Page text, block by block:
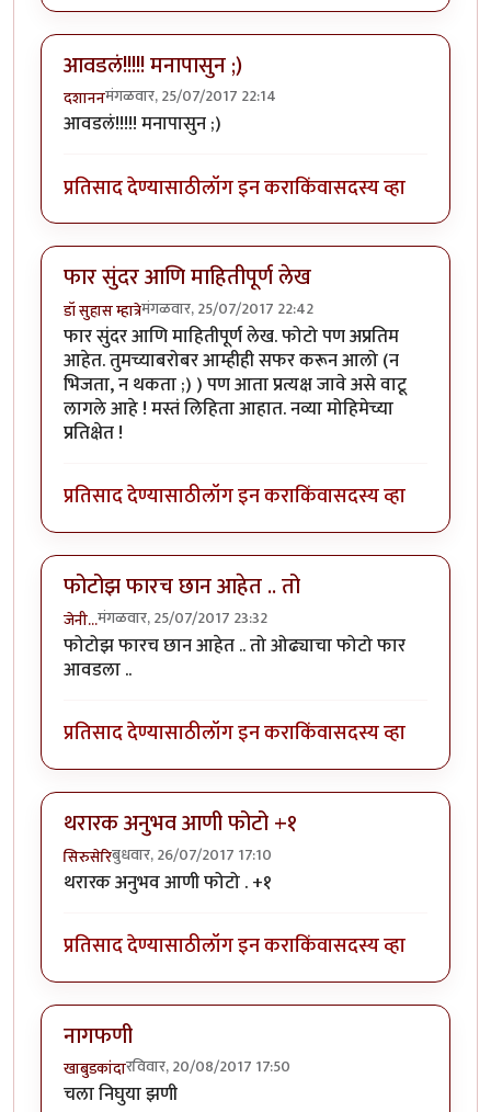
आवडलं!!!!! मनापासुन ;)
दशाननमंगळवार, 25/07/2017 22:14
आवडलं!!!!! मनापासुन ;)
प्रतिसाद देण्यासाठीलॉग इन कराकिंवासदस्य व्हा
फार सुंदर आणि माहितीपूर्ण लेख
डॉ सुहास म्हात्रेमंगळवार, 25/07/2017 22:42
फार सुंदर आणि माहितीपूर्ण लेख. फोटो पण अप्रतिम
आहेत. तुमच्याबरोबर आम्हीही सफर करून आलो (न
भिजता, न थकता ;) ) पण आता प्रत्यक्ष जावे असे वाटू
लागले आहे ! मस्तं लिहिता आहात. नव्या मोहिमेच्या
प्रतिक्षेत !
प्रतिसाद देण्यासाठीलॉग इन कराकिंवासदस्य व्हा
फोटोझ फारच छान आहेत .. तो
जेनी...मंगळवार, 25/07/2017 23:32
फोटोझ फारच छान आहेत .. तो ओढ्याचा फोटो फार
आवडला ..
प्रतिसाद देण्यासाठीलॉग इन कराकिंवासदस्य व्हा
थरारक अनुभव आणी फोटो +१
सिरुसेरिबुधवार, 26/07/2017 17:10
थरारक अनुभव आणी फोटो . +१
प्रतिसाद देण्यासाठीलॉग इन कराकिंवासदस्य व्हा
नागफणी
खाबुडकांदारविवार, 20/08/2017 17:50
चला निघुया झणी